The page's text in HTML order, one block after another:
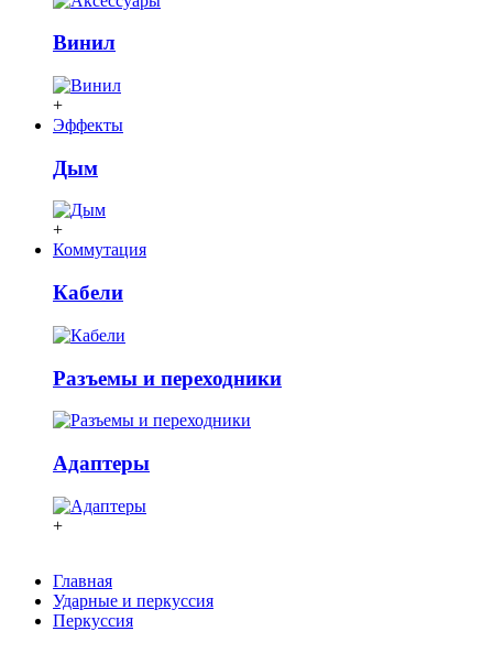
Винил
+
Эффекты
Дым
+
Коммутация
Кабели
Разъемы и переходники
Адаптеры
+
Главная
Ударные и перкуссия
Перкуссия